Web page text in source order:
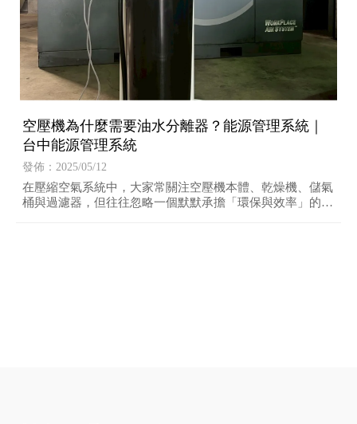
空壓機為什麼需要油水分離器？能源管理系統｜
台中能源管理系統
發佈：2025/05/12
在壓縮空氣系統中，大家常關注空壓機本體、乾燥機、儲氣
桶與過濾器，但往往忽略一個默默承擔「環保與效率」的關